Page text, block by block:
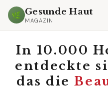
🌿 Gesunde Haut
MAGAZIN
In 10.000
entdeckte
das die